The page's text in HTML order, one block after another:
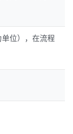
位），在流程